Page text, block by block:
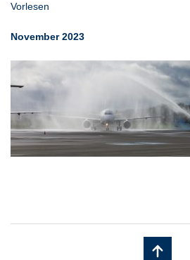
Vorlesen
November 2023